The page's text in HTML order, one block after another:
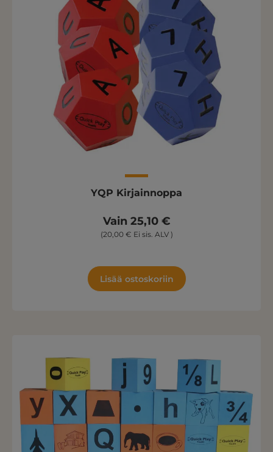
YQP Kirjainnoppa
Vain 25,10 €
(20,00 € Ei sis. ALV )
Lisää ostoskoriin